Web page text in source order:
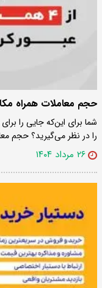
حجم معاملات همراه مکانیک از 4
شما برای این‌که جایی را
را در نظر می‌گیرید؟ حجم
۲۶ مرداد ۱۴۰۴